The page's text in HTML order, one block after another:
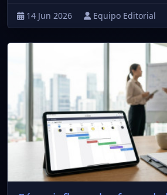
14 Jun 2026 Equipo Editorial